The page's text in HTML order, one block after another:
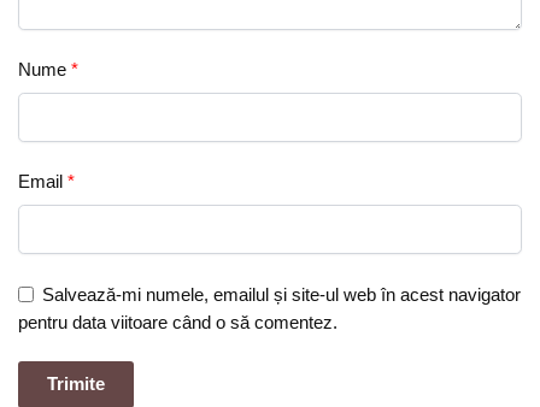
Nume *
Email *
Salvează-mi numele, emailul și site-ul web în acest navigator
pentru data viitoare când o să comentez.